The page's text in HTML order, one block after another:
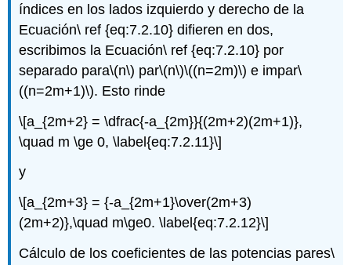
índices en los lados izquierdo y derecho de la
Ecuación\ ref {eq:7.2.10} difieren en dos,
escribimos la Ecuación\ ref {eq:7.2.10} por
separado para\(n\) par\(n\)\((n=2m)\) e impar\
((n=2m+1)\). Esto rinde
\[a_{2m+2} = \dfrac{-a_{2m}}{(2m+2)(2m+1)},
\quad m \ge 0, \label{eq:7.2.11}\]
y
\[a_{2m+3} = {-a_{2m+1}\over(2m+3)
(2m+2)},\quad m\ge0. \label{eq:7.2.12}\]
Cálculo de los coeficientes de las potencias pares\